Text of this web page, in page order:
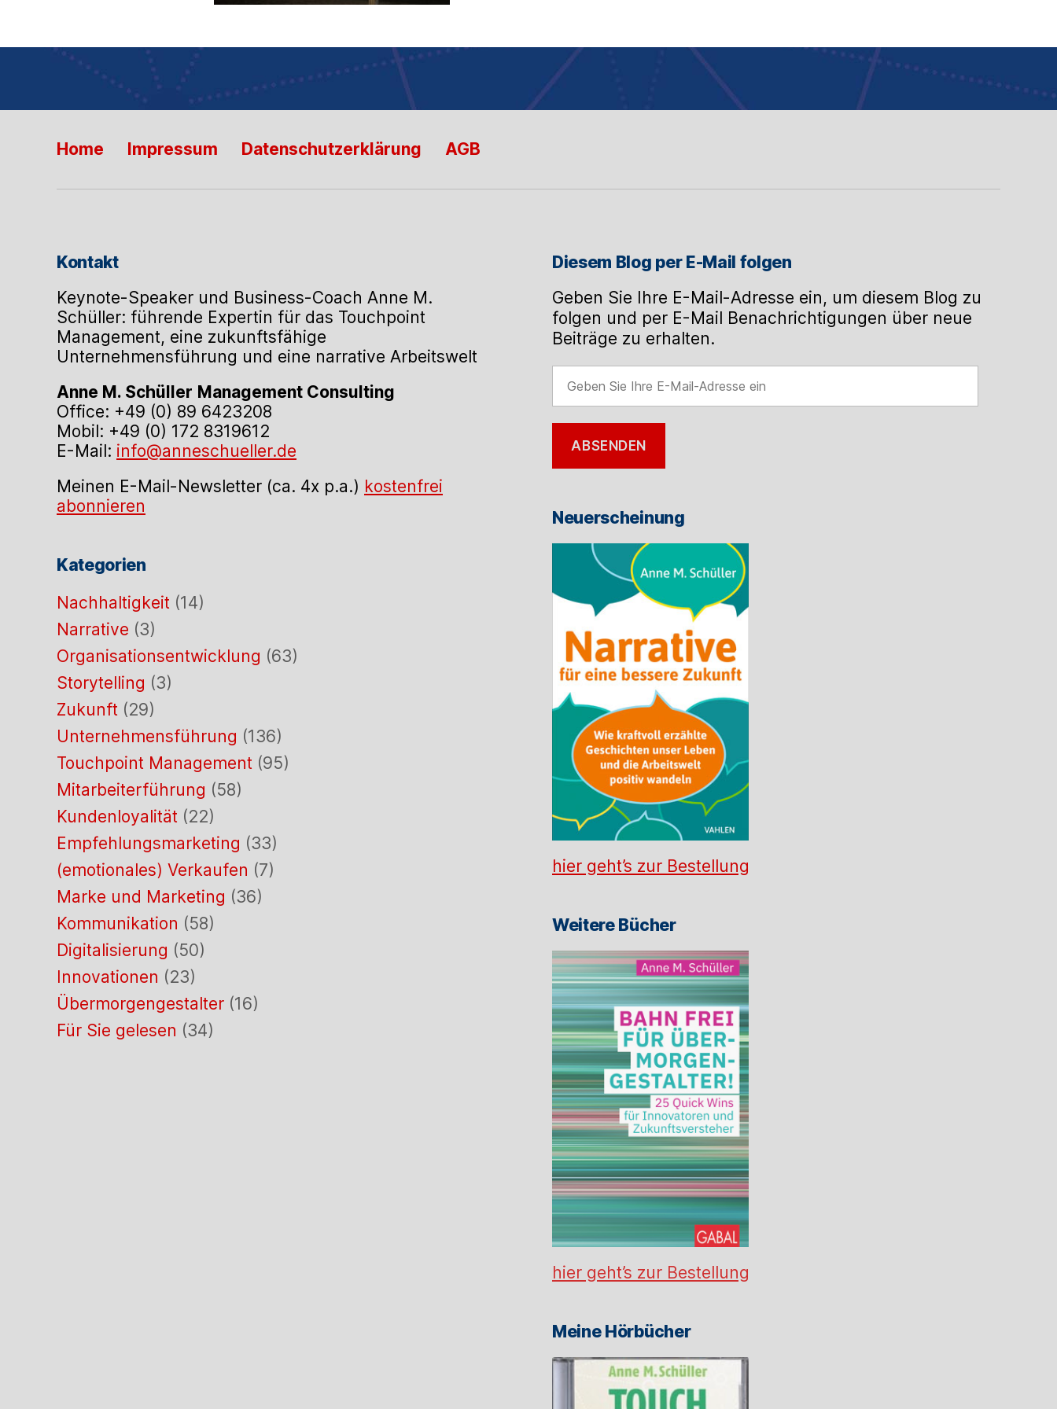
Home Impressum Datenschutzerklärung AGB
Kontakt
Keynote-Speaker und Business-Coach Anne M.
Schüller: führende Expertin für das Touchpoint
Management, eine zukunftsfähige
Unternehmensführung und eine narrative Arbeitswelt
Anne M. Schüller Management Consulting
Office: +49 (0) 89 6423208
Mobil: +49 (0) 172 8319612
E-Mail: info@anneschueller.de
Meinen E-Mail-Newsletter (ca. 4x p.a.) kostenfrei
abonnieren
Kategorien
Nachhaltigkeit (14)
Narrative (3)
Organisationsentwicklung (63)
Storytelling (3)
Zukunft (29)
Unternehmensführung (136)
Touchpoint Management (95)
Mitarbeiterführung (58)
Kundenloyalität (22)
Empfehlungsmarketing (33)
(emotionales) Verkaufen (7)
Marke und Marketing (36)
Kommunikation (58)
Digitalisierung (50)
Innovationen (23)
Übermorgengestalter (16)
Für Sie gelesen (34)
Diesem Blog per E-Mail folgen
Geben Sie Ihre E-Mail-Adresse ein, um diesem Blog zu
folgen und per E-Mail Benachrichtigungen über neue
Beiträge zu erhalten.
ABSENDEN
Neuerscheinung
hier geht’s zur Bestellung
Weitere Bücher
hier geht’s zur Bestellung
Meine Hörbücher